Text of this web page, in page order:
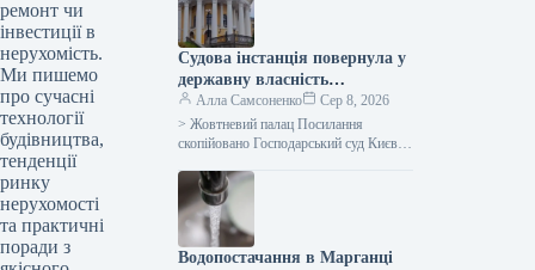
ремонт чи
інвестиції в
нерухомість.
Ми пишемо
про сучасні
технології
будівництва,
тенденції
ринку
нерухомості
та практичні
поради з
Судова інстанція повернула у
державну власність
Жовтневий палац, оцінений
приблизно в мільярд.
Алла Самсоненко
Сер 8, 2026
> Жовтневий палац Посилання
скопійовано Господарський суд Києва
повернення у державне володіння
споруд колишнього Жовтневого
палацу. Про…
Водопостачання в Марганці